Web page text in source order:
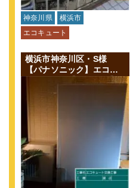
神奈川県
横浜市
エコキュート
横浜市神奈川区・S様
【パナソニック】エコキ
ュートから【ダイキン】
エコキュート 交換